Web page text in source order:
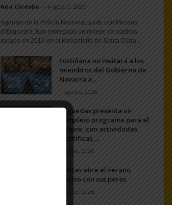
Ana Córdoba - 4 agosto, 2026
Agentes de la Policía Nacional, junto con Mossos
d’Esquadra, han entregado un relieve de madera
robado en 2010 en el Monasterio de Santa Clara...
Fustiñana no invitará a los
miembros del Gobierno de
Navarra a...
1 agosto, 2026
Arguedas presenta un
completo programa para el
eclipse, con actividades
científicas,...
20 julio, 2026
Ablitas abre el verano
festivo con sus peras
11 julio, 2026